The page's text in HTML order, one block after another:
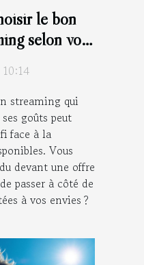
le bon
selon vos
streaming qui
goûts peut
face à la
Vous
devant une offre
passer à côté de
à vos envies ?